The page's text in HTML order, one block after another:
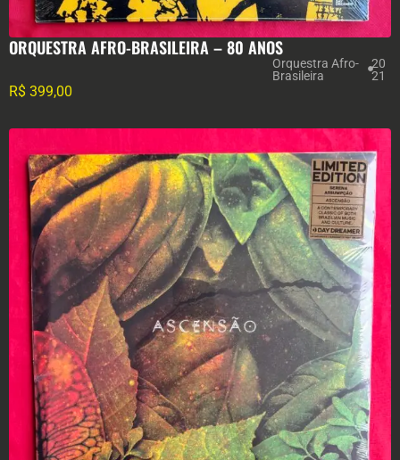
ORQUESTRA AFRO-BRASILEIRA – 80 ANOS
Orquestra Afro-
Brasileira
20
21
R$ 399,00